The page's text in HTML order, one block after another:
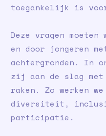
toegankelijk is
Deze vragen moeten
en door jongeren
achtergronden. In
zij aan de slag met
raken. Zo werken
diversiteit,
participatie.